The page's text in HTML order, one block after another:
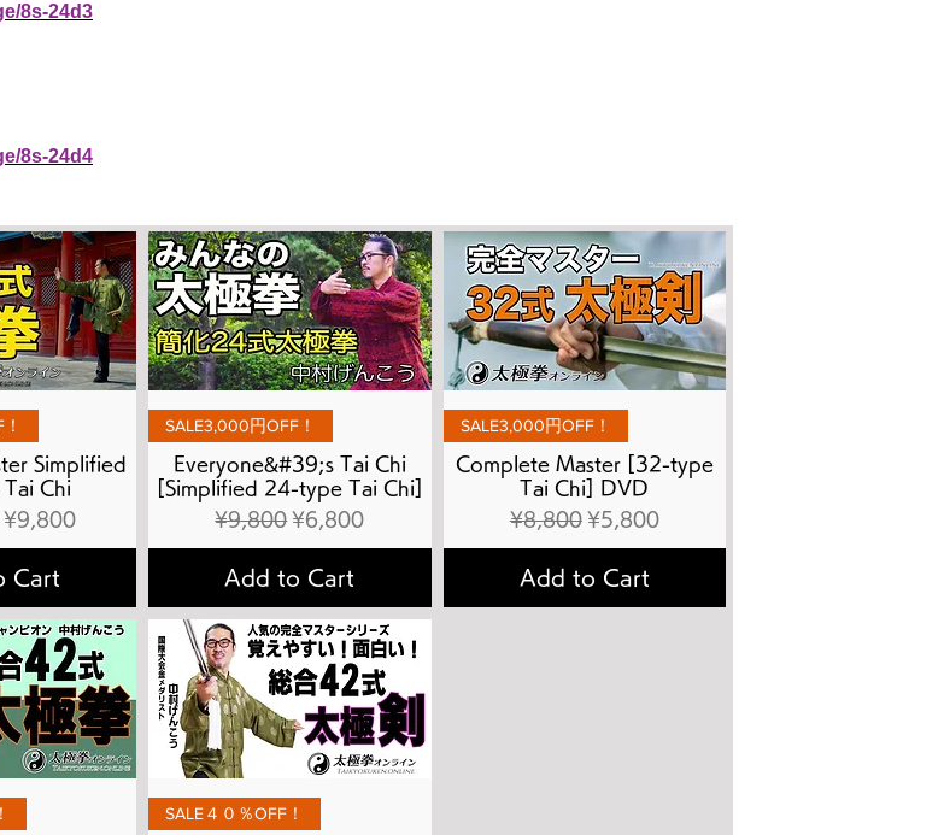
8s-24d3
8s-24d4
Simplified
Chi
Sale Price
¥9,800
Cart
Quick View
SALE3,000円OFF！
Everyone&#39;s Tai Chi
[Simplified 24-type Tai Chi]
Regular Price
¥9,800 Sale Price
¥6,800
Add to Cart
Quick View
SALE3,000円OFF！
Complete Master [32-type
Tai Chi] DVD
Regular Price
¥8,800 Sale Price
¥5,800
Add to Cart
Quick View
SALE４０％OFF！